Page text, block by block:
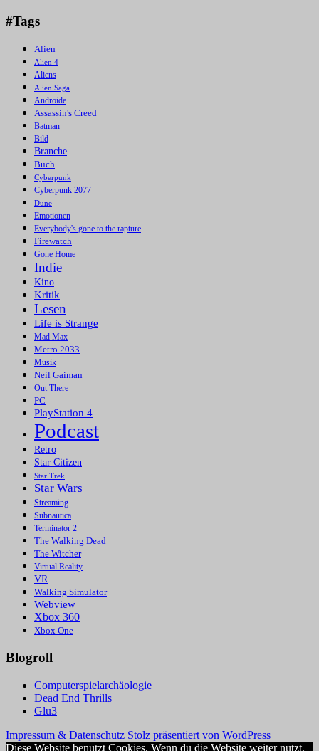
#Tags
Alien
Alien 4
Aliens
Alien Saga
Androide
Assassin's Creed
Batman
Bild
Branche
Buch
Cyberpunk
Cyberpunk 2077
Dune
Emotionen
Everybody's gone to the rapture
Firewatch
Gone Home
Indie
Kino
Kritik
Lesen
Life is Strange
Mad Max
Metro 2033
Musik
Neil Gaiman
Out There
PC
PlayStation 4
Podcast
Retro
Star Citizen
Star Trek
Star Wars
Streaming
Subnautica
Terminator 2
The Walking Dead
The Witcher
Virtual Reality
VR
Walking Simulator
Webview
Xbox 360
Xbox One
Blogroll
Computerspielarchäologie
Dead End Thrills
Glu3
Impressum & Datenschutz Stolz präsentiert von WordPress
Diese Website benutzt Cookies. Wenn du die Website weiter nutzt,